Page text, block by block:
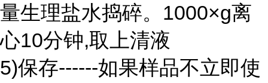
量生理盐水捣碎。1000×g离
心10分钟,取上清液
5)保存------如果样品不立即使